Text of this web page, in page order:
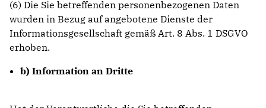
(6) Die Sie betreffenden personenbezogenen Daten
wurden in Bezug auf angebotene Dienste der
Informationsgesellschaft gemäß Art. 8 Abs. 1 DSGVO
erhoben.
b) Information an Dritte